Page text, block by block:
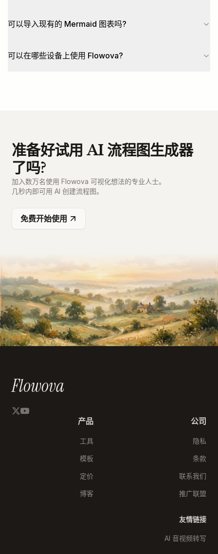
可以导入现有的 Mermaid 图表吗?
可以在哪些设备上使用 Flowova?
准备好试用 AI 流程图生成器
了吗?
加入数万名使用 Flowova 可视化想法的专业人士。
几秒内即可用 AI 创建流程图。
免费开始使用
Flowova
产品
工具
模板
定价
博客
公司
隐私
条款
联系我们
推广联盟
友情链接
AI 音视频转写